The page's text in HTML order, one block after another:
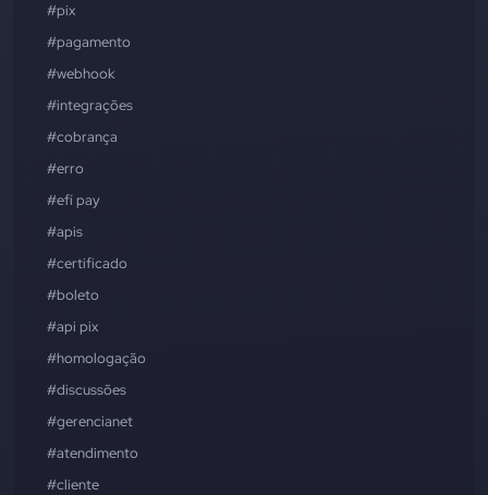
#pix
#pagamento
#webhook
#integrações
#cobrança
#erro
#efí pay
#apis
#certificado
#boleto
#api pix
#homologação
#discussões
#gerencianet
#atendimento
#cliente